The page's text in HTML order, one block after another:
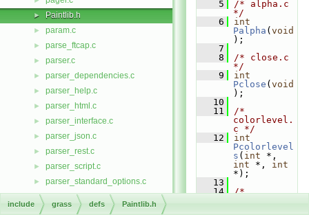
► Paintlib.h
► param.c
► parse_ftcap.c
► parser.c
► parser_dependencies.c
► parser_help.c
► parser_html.c
► parser_interface.c
► parser_json.c
► parser_rest.c
► parser_script.c
► parser_standard_options.c
► parser_wps.c
► driver/path.c
    5
/* alpha.c
*/
    6
int
Palpha ( void
);
    7
    8
/* close.c
*/
    9
int
Pclose ( void
);
   10
   11
/*
colorlevel.
c */
   12
int
Pcolorlevel
s ( int
int *, int
*);
   13
   14
/*
include grass defs Paintlib.h